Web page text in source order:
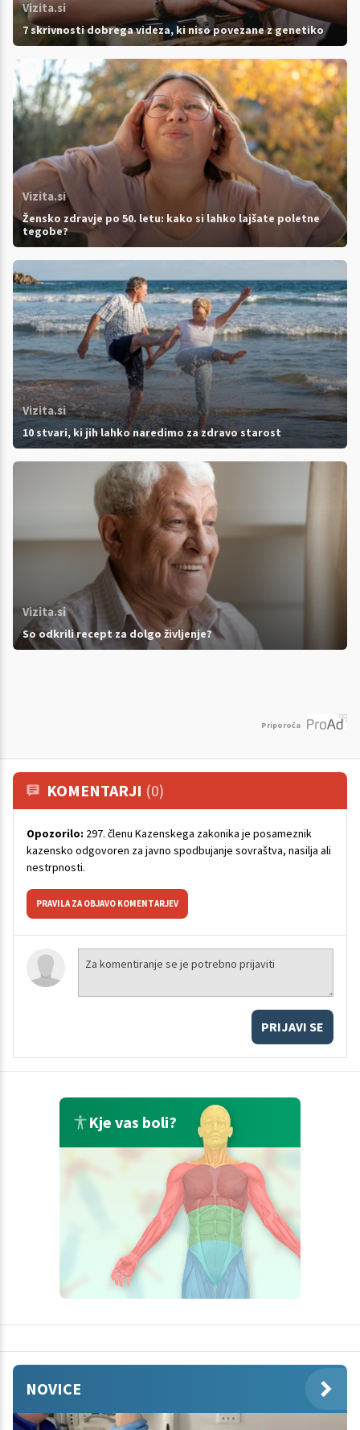
Vizita.si
7 skrivnosti dobrega videza, ki niso povezane z genetiko
Vizita.si
Žensko zdravje po 50. letu: kako si lahko lajšate poletne
tegobe?
Vizita.si
10 stvari, ki jih lahko naredimo za zdravo starost
Vizita.si
So odkrili recept za dolgo življenje?
Priporoča
KOMENTARJI (0)
Opozorilo: 297. členu Kazenskega zakonika je posameznik
kazensko odgovoren za javno spodbujanje sovraštva, nasilja ali
nestrpnosti.
PRAVILA ZA OBJAVO KOMENTARJEV
PRIJAVI SE
Kje vas boli?
NOVICE